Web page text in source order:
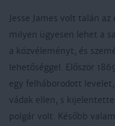
Jesse James volt talán
milyen ügyesen lehet a
a közvéleményt, és
lehetőséggel. Először
egy felháborodott
vádak ellen, s
polgár volt. Később